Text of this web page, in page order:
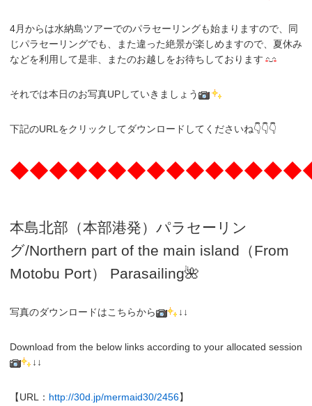
4月からは水納島ツアーでのパラセーリングも始まりますので、同
じパラセーリングでも、また違った絶景が楽しめますので、夏休み
などを利用して是非、またのお越しをお待ちしております
それでは本日のお写真UPしていきましょう
下記のURLをクリックしてダウンロードしてくださいね👇👇👇
本島北部（本部港発）パラセーリン
グ/Northern part of the main island（From
Motobu Port）
Parasailing🌺
写真のダウンロードはこちらから ↓↓
Download from the below links according to your allocated session
↓↓
【URL： http://30d.jp/mermaid30/2456】